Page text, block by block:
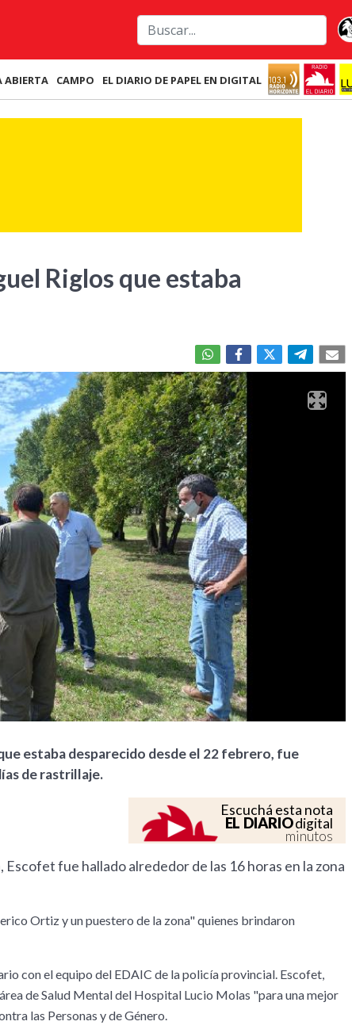
ABIERTA CAMPO EL DIARIO DE PAPEL EN DIGITAL
Riglos que estaba
estaba desparecido desde el 22 febrero, fue
de rastrillaje.
Escuchá esta nota
EL DIARIOdigital
minutos
fue hallado alrededor de las 16 horas en la zona
Ortiz y un puestero de la zona" quienes brindaron
con el equipo del EDAIC de la policía provincial. Escofet,
de Salud Mental del Hospital Lucio Molas "para una mejor
las Personas y de Género.